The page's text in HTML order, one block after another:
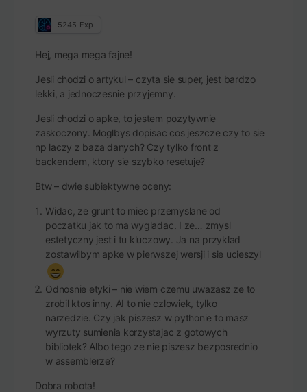
5245 Exp
Hej, mega mega fajne!
Jesli chodzi o artykul – czyta sie super, jest bardzo
lekki, a jednoczesnie przyjemny.
Jesli chodzi o apke, to jestem pozytywnie
zaskoczony. Moglbys dopisac cos jeszcze czy to sie
np laczy z baza danych? Czy tylko front z
backendem, ktory sie szybko resetuje?
Btw – dwie subiektywne oceny:
Widac, ze grunt to miec przemyslane od
poczatku jak to ma wygladac. I ze… zmysl
estetyczny jest i tu kluczowy. Ja na przyklad
zostawilbym apke w pierwszej wersji i sie ucieszyl
Odnosnie etyki – nie wiem czemu uwazasz ze to
zrobil ktos inny. AI to nie czlowiek, tylko
narzedzie. Czy jak piszesz w pythonie to masz
wyrzuty sumienia korzystajac z gotowych
bibliotek? Albo tego ze nie piszesz bezposrednio
w assemblerze?
Dobra robota!